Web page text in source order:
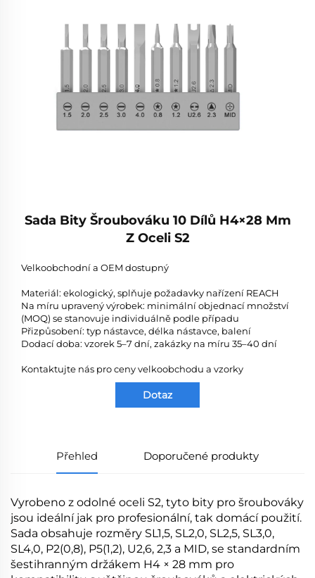
Sada Bity Šroubováku 10 Dílů H4×28 Mm
Z Oceli S2
Velkoobchodní a OEM dostupný
Materiál: ekologický, splňuje požadavky nařízení REACH
Na míru upravený výrobek: minimální objednací množství
(MOQ) se stanovuje individuálně podle případu
Přizpůsobení: typ nástavce, délka nástavce, balení
Dodací doba: vzorek 5–7 dní, zakázky na míru 35–40 dní
Kontaktujte nás pro ceny velkoobchodu a vzorky
Dotaz
Přehled Doporučené produkty
Vyrobeno z odolné oceli S2, tyto bity pro šroubováky
jsou ideální jak pro profesionální, tak domácí použití.
Sada obsahuje rozměry SL1,5, SL2,0, SL2,5, SL3,0,
SL4,0, P2(0,8), P5(1,2), U2,6, 2,3 a MID, se standardním
šestihranným držákem H4 × 28 mm pro